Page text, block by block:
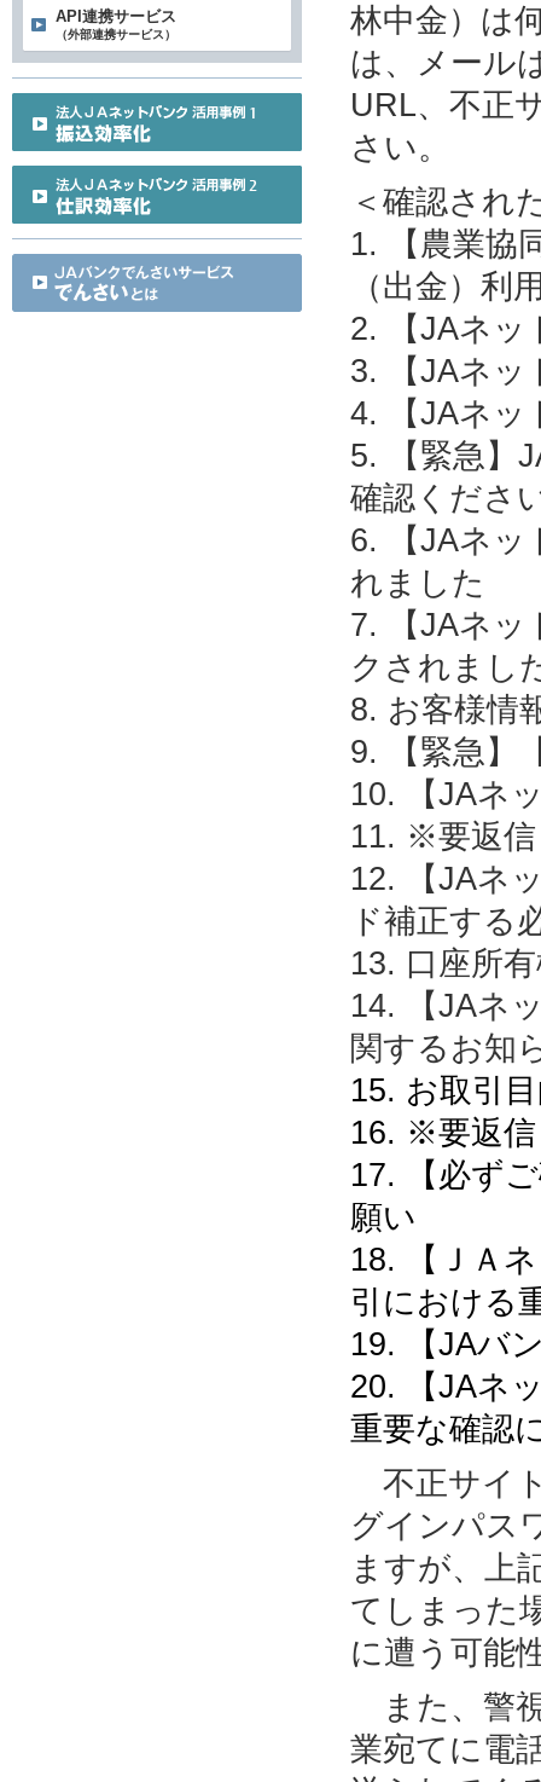
林中金）は
は、メール
URL、不正
さい。
＜確認され
1. 【農業協
（出金）利
2. 【JAネッ
3. 【JAネッ
4. 【JAネッ
5. 【緊急】
確認くださ
6. 【JAネッ
れました
7. 【JAネッ
クされまし
8. お客様情
9. 【緊急】
10. 【JAネ
11. ※要返
12. 【JAネ
ド補正する
13. 口座所
14. 【JAネ
関するお知
15. お取引
16. ※要返信
17. 【必ず
願い
18. 【ＪＡ
引における
19. 【JAバ
20. 【JAネ
重要な確認
不正サイ
グインパス
ますが、上
てしまった
に遭う可能
また、警
業宛てに電
API連携サービス
（外部連携サービス）